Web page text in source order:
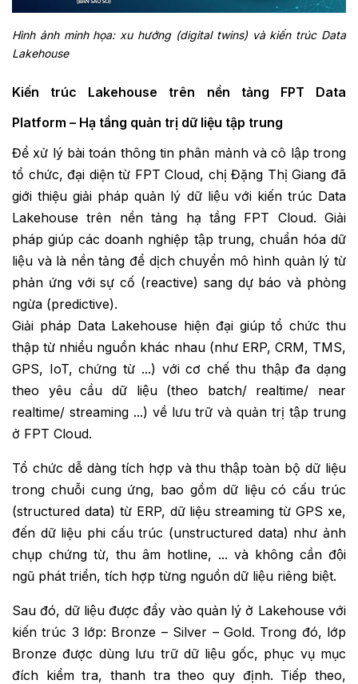
Hình ảnh minh họa: xu hướng (digital twins) và kiến trúc Data
Lakehouse
Kiến trúc Lakehouse trên nền tảng FPT Data
Platform – Hạ tầng quản trị dữ liệu tập trung
Để xử lý bài toán thông tin phân mảnh và cô lập trong
tổ chức, đại diện từ FPT Cloud, chị Đặng Thị Giang đã
giới thiệu giải pháp quản lý dữ liệu với kiến trúc Data
Lakehouse trên nền tảng hạ tầng FPT Cloud. Giải
pháp giúp các doanh nghiệp tập trung, chuẩn hóa dữ
liệu và là nền tảng để dịch chuyển mô hình quản lý từ
phản ứng với sự cố (reactive) sang dự báo và phòng
ngừa (predictive).
Giải pháp Data Lakehouse hiện đại giúp tổ chức thu
thập từ nhiều nguồn khác nhau (như ERP, CRM, TMS,
GPS, IoT, chứng từ ...) với cơ chế thu thập đa dạng
theo yêu cầu dữ liệu (theo batch/ realtime/ near
realtime/ streaming ...) về lưu trữ và quản trị tập trung
ở FPT Cloud.
Tổ chức dễ dàng tích hợp và thu thập toàn bộ dữ liệu
trong chuỗi cung ứng, bao gồm dữ liệu có cấu trúc
(structured data) từ ERP, dữ liệu streaming từ GPS xe,
đến dữ liệu phi cấu trúc (unstructured data) như ảnh
chụp chứng từ, thu âm hotline, ... và không cần đội
ngũ phát triển, tích hợp từng nguồn dữ liệu riêng biệt.
Sau đó, dữ liệu được đẩy vào quản lý ở Lakehouse với
kiến trúc 3 lớp: Bronze – Silver – Gold. Trong đó, lớp
Bronze được dùng lưu trữ dữ liệu gốc, phục vụ mục
đích kiểm tra, thanh tra theo quy định. Tiếp theo,